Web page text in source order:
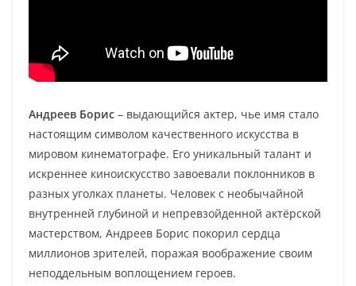
Андреев Борис – выдающийся актер, чье имя стало
настоящим символом качественного искусства в
мировом кинематографе. Его уникальный талант и
искреннее киноискусство завоевали поклонников в
разных уголках планеты. Человек с необычайной
внутренней глубиной и непревзойденной актёрской
мастерством, Андреев Борис покорил сердца
миллионов зрителей, поражая воображение своим
неподдельным воплощением героев.